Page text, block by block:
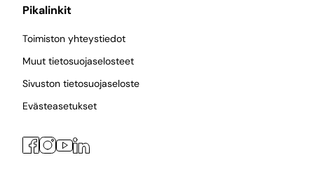
Pikalinkit
Toimiston yhteystiedot
Muut tietosuojaselosteet
Sivuston tietosuojaseloste
Evästeasetukset
Facebook
Instagram
YouTube
LinkedIn